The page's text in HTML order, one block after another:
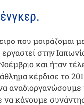
που
στην
και ήταν
κέρδισε το
κάνουμε